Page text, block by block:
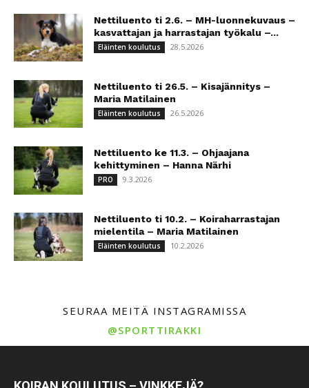
Nettiluento ti 2.6. – MH-luonnekuvaus –
kasvattajan ja harrastajan työkalu –...
Eläinten koulutus 28.5.2026
Nettiluento ti 26.5. – Kisajännitys –
Maria Matilainen
Eläinten koulutus 26.5.2026
Nettiluento ke 11.3. – Ohjaajana
kehittyminen – Hanna Närhi
PRO 9.3.2026
Nettiluento ti 10.2. – Koiraharrastajan
mielentila – Maria Matilainen
Eläinten koulutus 10.2.2026
SEURAA MEITÄ INSTAGRAMISSA
@SPORTTIRAKKI